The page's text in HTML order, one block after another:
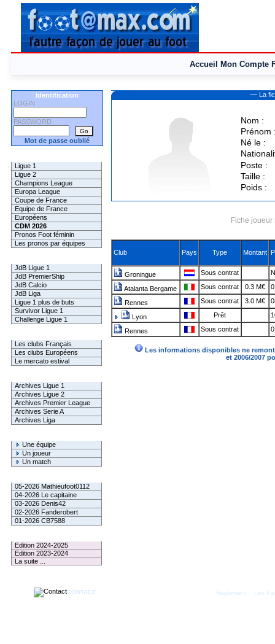
Accueil Mon Compte
Identification
LOGIN
PASSWORD
Mot de passe oublié
Ligue 1
Ligue 2
Champions League
Europa League
Coupe de France
Equipe de France
Européens
CDM 2026
Pronos Foot féminin
Les pronos par équipes
JdB Ligue 1
JdB PremierShip
JdB Calcio
JdB Liga
Ligue 1 plus de buts
Survivor Ligue 1
Challenge Ligue 1
Les clubs Français
Les clubs Européens
Le mercato estival
Archives Ligue 1
Archives Ligue 2
Archives Premier League
Archives Serie A
Archives Liga
Une équipe
Un joueur
Un match
05-2026 Mathieufoot0112
04-2026 Le capitaine
03-2026 Denis42
02-2026 Fanderobert
01-2026 CB7588
Edition 2024-2025
Edition 2023-2024
La suite ...
~~ La
Nom :
Prénom
Né le :
Poste :
Taille :
Poids :
Fiche
Club Pays Type Montant
Groningue Sous contrat
Atalanta Bergame Sous contrat 0.3 M€
Rennes Sous contrat 3.0 M€
Lyon Prêt
Rennes Sous contrat
Les informations disponibles ne
et 2006/2007
CONTACT Règlement Les